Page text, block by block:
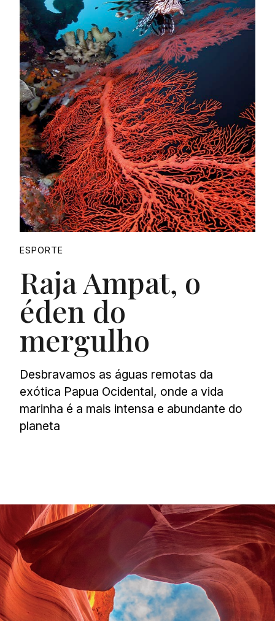
Proudly
ESPORTE
Raja Ampat, o
éden do
mergulho
Desbravamos as águas remotas da
exótica Papua Ocidental, onde a vida
marinha é a mais intensa e abundante do
planeta